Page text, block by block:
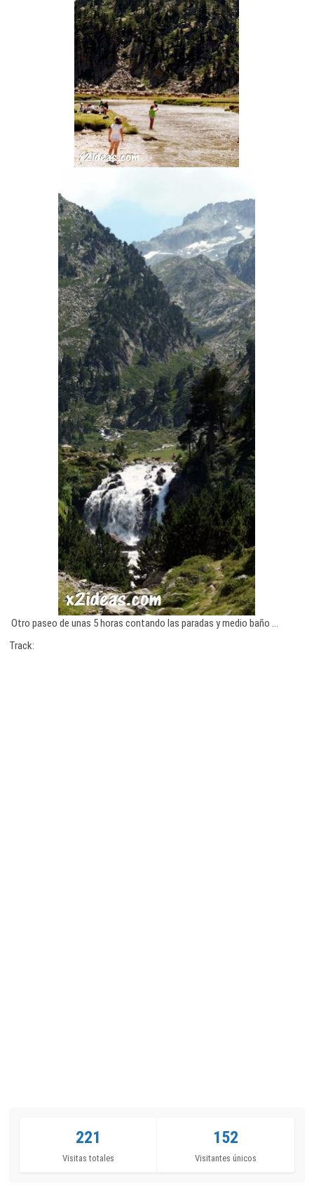
Otro paseo de unas 5 horas contando las paradas y medio baño …
Track:
221
Visitas totales
152
Visitantes únicos